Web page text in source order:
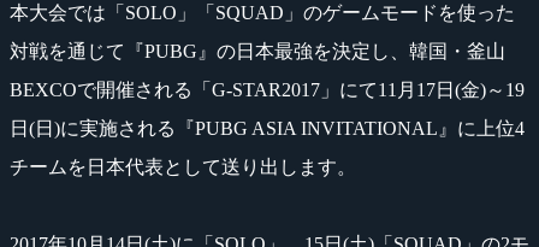
本大会では「SOLO」「SQUAD」のゲームモードを使った
対戦を通じて『PUBG』の日本最強を決定し、韓国・釜山
BEXCOで開催される「G-STAR2017」にて11月17日(金)～19
日(日)に実施される『PUBG ASIA INVITATIONAL』に上位4
チームを日本代表として送り出します。